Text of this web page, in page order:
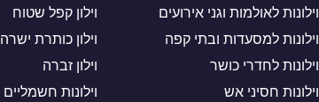
וילונות לאולמות וגני אירועים
וילונות למסעדות ובתי קפה
וילונות לחדרי כושר
וילונות חסיני אש
וילון קפל שטוח
וילון כותרת ישרה
וילון זברה
וילונות חשמליים